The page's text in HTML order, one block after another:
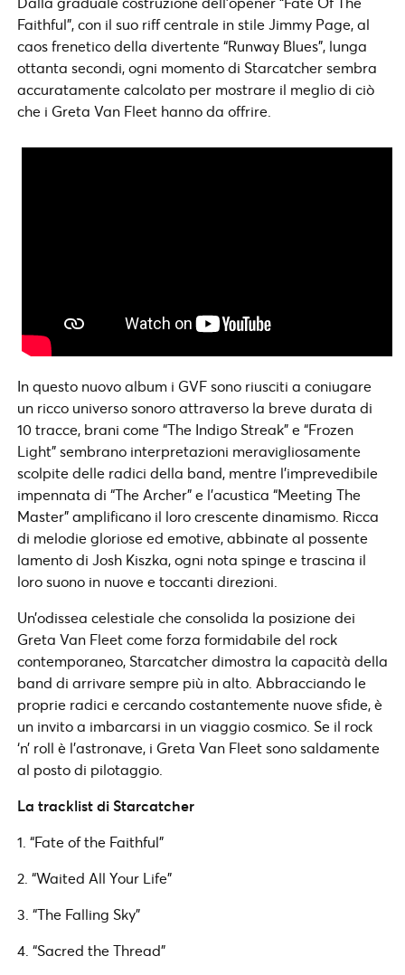
Faithful”, con il suo riff centrale in stile Jimmy Page, al
caos frenetico della divertente “Runway Blues”, lunga
ottanta secondi, ogni momento di Starcatcher sembra
accuratamente calcolato per mostrare il meglio di ciò
che i Greta Van Fleet hanno da offrire.
In questo nuovo album i GVF sono riusciti a coniugare
un ricco universo sonoro attraverso la breve durata di
10 tracce, brani come “The Indigo Streak” e “Frozen
Light” sembrano interpretazioni meravigliosamente
scolpite delle radici della band, mentre l’imprevedibile
impennata di “The Archer” e l’acustica “Meeting The
Master” amplificano il loro crescente dinamismo. Ricca
di melodie gloriose ed emotive, abbinate al possente
lamento di Josh Kiszka, ogni nota spinge e trascina il
loro suono in nuove e toccanti direzioni.
Un’odissea celestiale che consolida la posizione dei
Greta Van Fleet come forza formidabile del rock
contemporaneo, Starcatcher dimostra la capacità della
band di arrivare sempre più in alto. Abbracciando le
proprie radici e cercando costantemente nuove sfide, è
un invito a imbarcarsi in un viaggio cosmico. Se il rock
‘n’ roll è l’astronave, i Greta Van Fleet sono saldamente
al posto di pilotaggio.
La tracklist di Starcatcher
1. “Fate of the Faithful”
2. “Waited All Your Life”
3. “The Falling Sky”
4. “Sacred the Thread”